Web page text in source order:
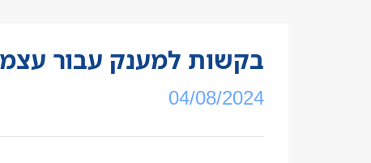
בקשות למענק עבור
04/08/2024